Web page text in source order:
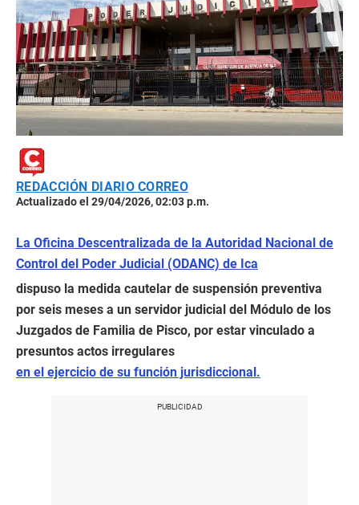
REDACCIÓN DIARIO CORREO
Actualizado el 29/04/2026, 02:03 p.m.
La Oficina Descentralizada de la Autoridad Nacional de
Control del Poder Judicial (ODANC) de Ica
dispuso la medida cautelar de suspensión preventiva
por seis meses a un servidor judicial del Módulo de los
Juzgados de Familia de Pisco, por estar vinculado a
presuntos actos irregulares
en el ejercicio de su función jurisdiccional.